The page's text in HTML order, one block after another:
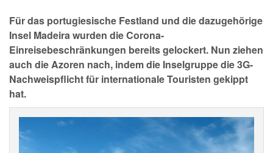
Für das portugiesische Festland und die dazugehörige
Insel Madeira wurden die Corona-
Einreisebeschränkungen bereits gelockert. Nun ziehen
auch die Azoren nach, indem die Inselgruppe die 3G-
Nachweispflicht für internationale Touristen gekippt
hat.